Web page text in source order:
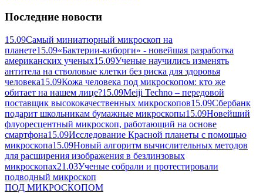
Последние новости
15.09Самый миниатюрный микроскоп на
планете15.09«Бактерии-киборги» - новейшая разработка
американских ученых15.09Ученые научились изменять
антитела на стволовые клетки без риска для здоровья
человека15.09Кожа человека под микроскопом: кто же
обитает на нашем лице?15.09Meiji Techno – передовой
поставщик высококачественных микроскопов15.09Сбербанк
подарит школьникам бумажные микроскопы15.09Новейший
флуоресцентный микроскоп, работающий на основе
смартфона15.09Исследование Красной планеты с помощью
микроскопа15.09Новый алгоритм вычислительных методов
для расширения изображения в безлинзовых
микроскопах21.03Ученые собрали и протестировали
подводный микроскоп
ПОД МИКРОСКОПОМ